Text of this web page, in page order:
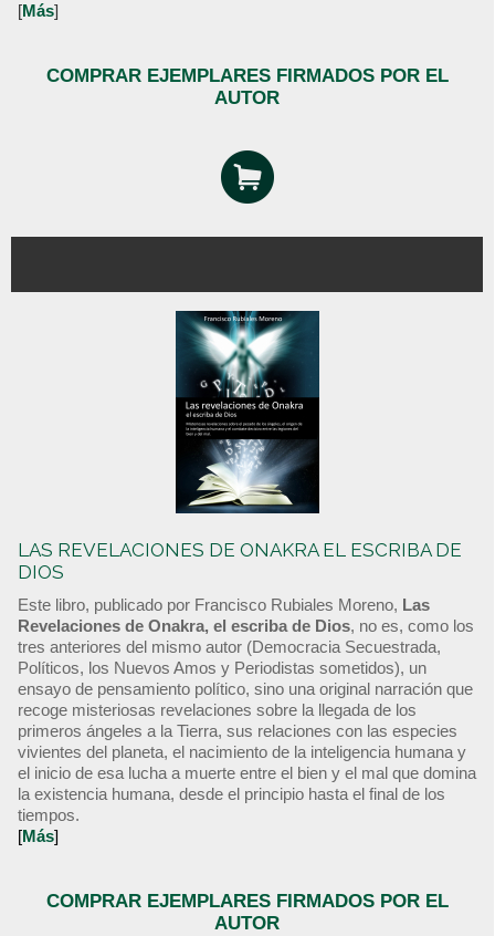
[Más]
COMPRAR EJEMPLARES FIRMADOS POR EL
AUTOR
LAS REVELACIONES DE ONAKRA EL ESCRIBA DE
DIOS
Este libro, publicado por Francisco Rubiales Moreno, Las
Revelaciones de Onakra, el escriba de Dios, no es, como los
tres anteriores del mismo autor (Democracia Secuestrada,
Políticos, los Nuevos Amos y Periodistas sometidos), un
ensayo de pensamiento político, sino una original narración que
recoge misteriosas revelaciones sobre la llegada de los
primeros ángeles a la Tierra, sus relaciones con las especies
vivientes del planeta, el nacimiento de la inteligencia humana y
el inicio de esa lucha a muerte entre el bien y el mal que domina
la existencia humana, desde el principio hasta el final de los
tiempos.
[Más]
COMPRAR EJEMPLARES FIRMADOS POR EL
AUTOR